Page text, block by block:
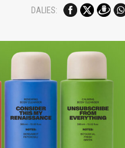
DALIES: